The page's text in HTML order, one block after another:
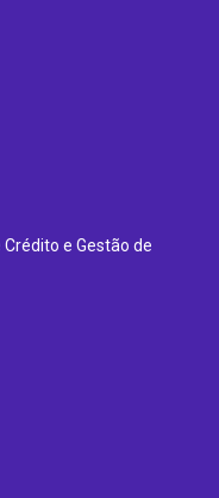
e Gestão de